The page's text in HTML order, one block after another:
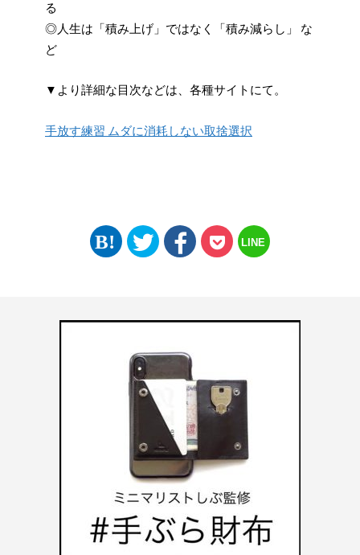
る
◎人生は「積み上げ」ではなく「積み減らし」 な
ど
▼より詳細な目次などは、各種サイトにて。
手放す練習 ムダに消耗しない取捨選択